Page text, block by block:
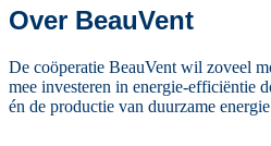
Over BeauVent
De coöperatie BeauVent wil zoveel
mee investeren in energie-efficiëntie
én de productie van duurzame